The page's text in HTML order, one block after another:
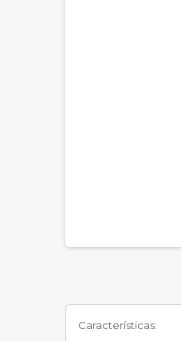
Características: